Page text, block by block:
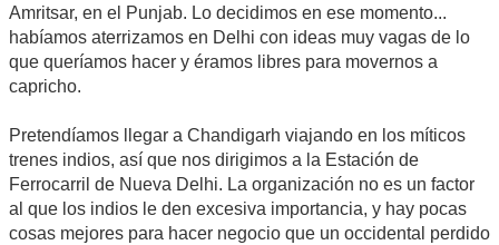
Amritsar, en el Punjab. Lo decidimos en ese momento...
habíamos aterrizamos en Delhi con ideas muy vagas de lo
que queríamos hacer y éramos libres para movernos a
capricho.
Pretendíamos llegar a Chandigarh viajando en los míticos
trenes indios, así que nos dirigimos a la Estación de
Ferrocarril de Nueva Delhi. La organización no es un factor
al que los indios le den excesiva importancia, y hay pocas
cosas mejores para hacer negocio que un occidental perdido